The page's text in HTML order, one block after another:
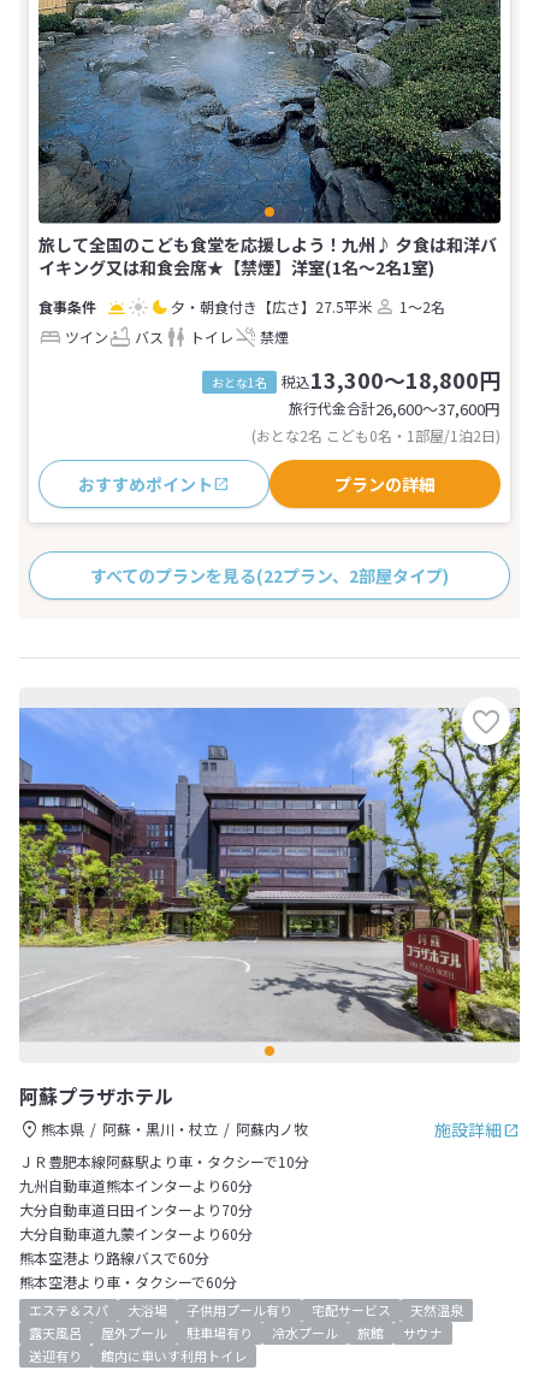
旅して全国のこども食堂を応援しよう！九州♪ 夕食は和洋バ
イキング又は和食会席★【禁煙】洋室(1名～2名1室)
夕・朝食付き 【広さ】27.5平米
1～2名
ツイン
バス トイレ 禁煙
おとな1名 税込13,300～18,800円
旅行代金合計26,600〜37,600円
(おとな2名 こども0名・1部屋/1泊2日)
おすすめポイント プランの詳細
すべてのプランを見る(22プラン、2部屋タイプ)
阿蘇プラザホテル
施設詳細
熊本県 阿蘇・黒川・杖立
阿蘇内ノ牧
ＪＲ豊肥本線阿蘇駅より車・タクシーで10分
九州自動車道熊本インターより60分
大分自動車道日田インターより70分
大分自動車道九蒙インターより60分
熊本空港より路線バスで60分
熊本空港より車・タクシーで60分
エステ＆スパ 大浴場 子供用プール有り 宅配サービス
天然温泉
露天風呂
屋外プール 駐車場有り 冷水プール 旅館
サウナ
送迎有り
館内に車いす利用トイレ